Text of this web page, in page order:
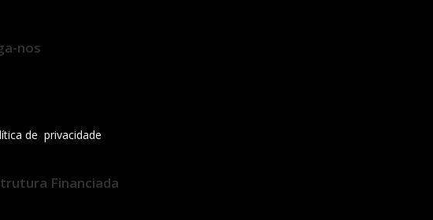
nos
de privacidade
Financiada